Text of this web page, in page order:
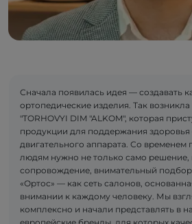
Сначала появилась идея — создавать
ортопедические изделия. Так
"TORHOVYI DIM "ALKOM", которая
продукции для поддержания
двигательного аппарата. Со
людям нужно не только само решение,
сопровождение, внимательный
«Ортос» — как сеть салонов,
внимании к каждому человеку. Мы
комплексно и начали представлять в